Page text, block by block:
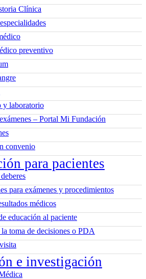
Clínica
preventivo
y laboratorio
– Portal Mi Fundación
convenio
para pacientes
para exámenes y procedimientos
médicos
educación al paciente
toma de decisiones o PDA
e investigación